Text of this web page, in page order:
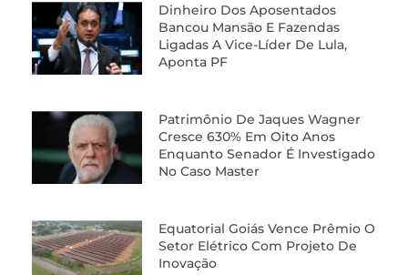
Dinheiro Dos Aposentados
Bancou Mansão E Fazendas
Ligadas A Vice-Líder De Lula,
Aponta PF
Patrimônio De Jaques Wagner
Cresce 630% Em Oito Anos
Enquanto Senador É Investigado
No Caso Master
Equatorial Goiás Vence Prêmio O
Setor Elétrico Com Projeto De
Inovação